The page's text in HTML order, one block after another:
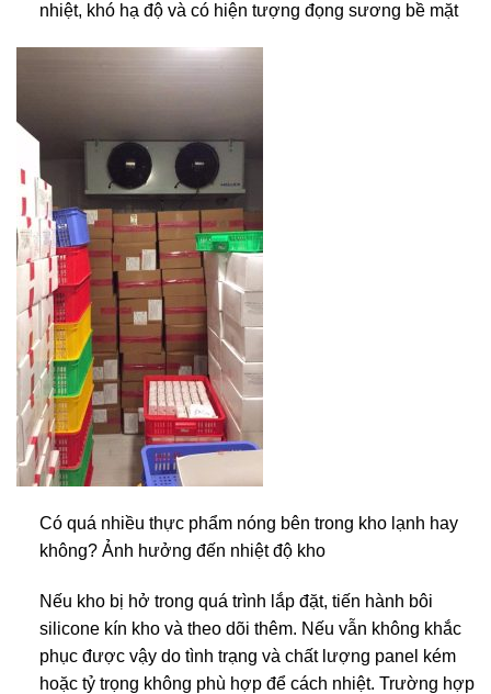
nhiệt, khó hạ độ và có hiện tượng đọng sương bề mặt
Có quá nhiều thực phẩm nóng bên trong kho lạnh hay
không? Ảnh hưởng đến nhiệt độ kho
Nếu kho bị hở trong quá trình lắp đặt, tiến hành bôi
silicone kín kho và theo dõi thêm. Nếu vẫn không khắc
phục được vậy do tình trạng và chất lượng panel kém
hoặc tỷ trọng không phù hợp để cách nhiệt. Trường hợp